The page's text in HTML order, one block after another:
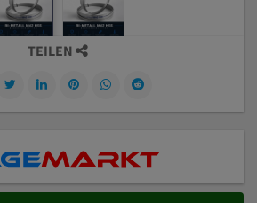
TEILEN